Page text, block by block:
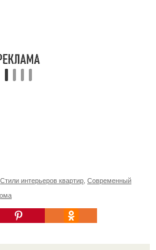
Стили интерьеров квартир Современный